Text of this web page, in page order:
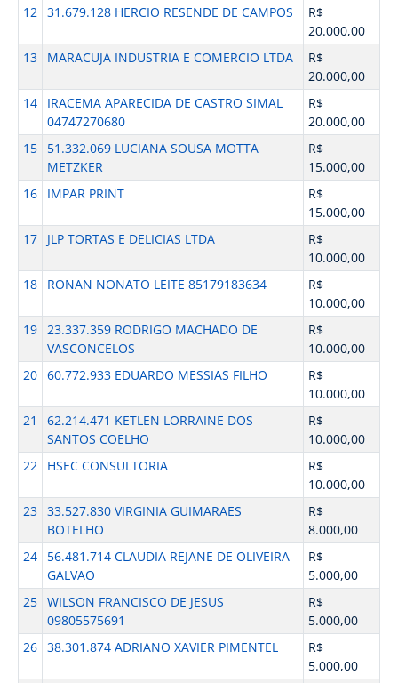
12 31.679.128 HERCIO RESENDE DE CAMPOS
R$
20.000,00
13
MARACUJA INDUSTRIA E COMERCIO LTDA
R$
20.000,00
14
IRACEMA APARECIDA DE CASTRO SIMAL
04747270680
R$
20.000,00
15
51.332.069 LUCIANA SOUSA MOTTA
METZKER
R$
15.000,00
16
IMPAR PRINT
R$
15.000,00
17
JLP TORTAS E DELICIAS LTDA
R$
10.000,00
18
RONAN NONATO LEITE 85179183634
R$
10.000,00
19 23.337.359 RODRIGO MACHADO DE
VASCONCELOS
R$
10.000,00
20 60.772.933 EDUARDO MESSIAS FILHO
R$
10.000,00
21
62.214.471 KETLEN LORRAINE DOS
SANTOS COELHO
R$
10.000,00
22
HSEC CONSULTORIA
R$
10.000,00
23 33.527.830 VIRGINIA GUIMARAES
BOTELHO
R$
8.000,00
24
56.481.714 CLAUDIA REJANE DE OLIVEIRA
GALVAO
R$
5.000,00
25 WILSON FRANCISCO DE JESUS
09805575691
R$
5.000,00
26 38.301.874 ADRIANO XAVIER PIMENTEL
R$
5.000,00